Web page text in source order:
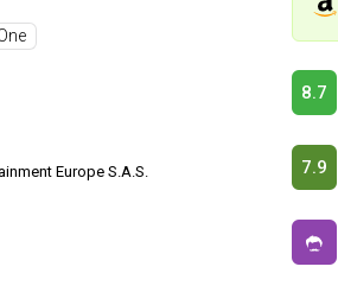
Europe S.A.S.
8.7
7.9